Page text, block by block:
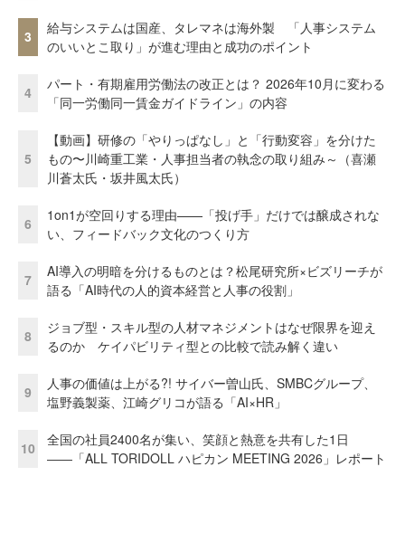
3
給与システムは国産、タレマネは海外製 「人事システム
のいいとこ取り」が進む理由と成功のポイント
4
パート・有期雇用労働法の改正とは？ 2026年10月に変わる
「同一労働同一賃金ガイドライン」の内容
5
【動画】研修の「やりっぱなし」と「行動変容」を分けた
もの〜川崎重工業・人事担当者の執念の取り組み～（喜瀬
川蒼太氏・坂井風太氏）
6
1on1が空回りする理由——「投げ手」だけでは醸成されな
い、フィードバック文化のつくり方
7
AI導入の明暗を分けるものとは？松尾研究所×ビズリーチが
語る「AI時代の人的資本経営と人事の役割」
8
ジョブ型・スキル型の人材マネジメントはなぜ限界を迎え
るのか ケイパビリティ型との比較で読み解く違い
9
人事の価値は上がる?! サイバー曽山氏、SMBCグループ、
塩野義製薬、江崎グリコが語る「AI×HR」
10
全国の社員2400名が集い、笑顔と熱意を共有した1日
――「ALL TORIDOLL ハピカン MEETING 2026」レポート